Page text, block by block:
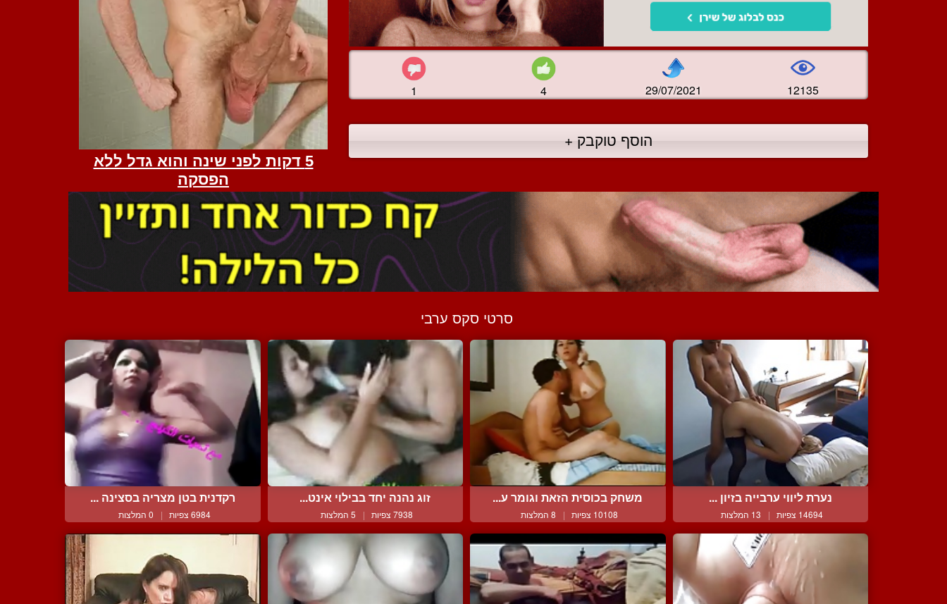
1 4 29/07/2021 12135
הוסף טוקבק +
סרטי סקס ערבי
נערת ליווי ערבייה בזיון ...
14694 צפיות | 13 המלצות
משחק בכוסית הזאת וגומר ע...
10108 צפיות | 8 המלצות
זוג נהנה יחד בבילוי אינט...
7938 צפיות | 5 המלצות
רקדנית בטן מצריה בסצינה ...
6984 צפיות | 0 המלצות